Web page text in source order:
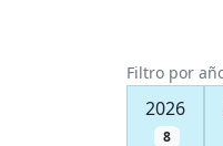
Filtro por
2026
8